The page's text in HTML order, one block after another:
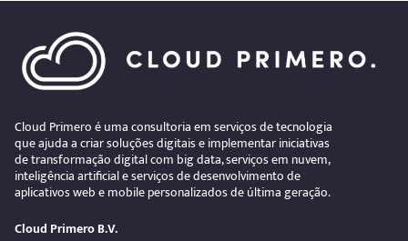
Cloud Primero é uma consultoria em serviços de tecnologia
que ajuda a criar soluções digitais e implementar iniciativas
de transformação digital com big data, serviços em nuvem,
inteligência artificial e serviços de desenvolvimento de
aplicativos web e mobile personalizados de última geração.
Cloud Primero B.V.